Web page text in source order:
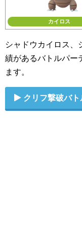
カイロス
シャドウカイロス、
績があるバトルパー
ます。
クリフ撃破バト